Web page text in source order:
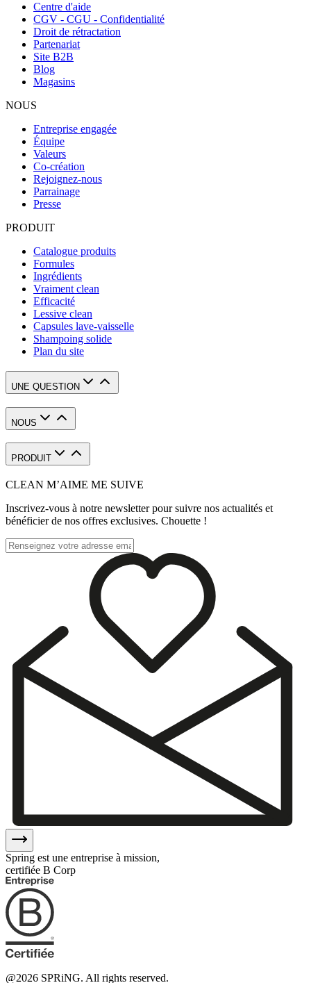
Centre d'aide
CGV - CGU - Confidentialité
Droit de rétractation
Partenariat
Site B2B
Blog
Magasins
NOUS
Entreprise engagée
Équipe
Valeurs
Co-création
Rejoignez-nous
Parrainage
Presse
PRODUIT
Catalogue produits
Formules
Ingrédients
Vraiment clean
Efficacité
Lessive clean
Capsules lave-vaisselle
Shampoing solide
Plan du site
UNE QUESTION
NOUS
PRODUIT
CLEAN M’AIME ME SUIVE
Inscrivez-vous à notre newsletter pour suivre nos actualités et
bénéficier de nos offres exclusives. Chouette !
Spring est une entreprise à mission,
certifiée B Corp
@2026 SPRiNG. All rights reserved.